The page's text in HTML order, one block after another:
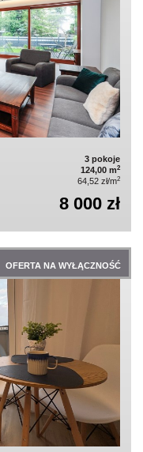
3 pokoje
124,00 m2
64,52 zł/m2
8 000 zł
OFERTA NA WYŁĄCZNOŚĆ